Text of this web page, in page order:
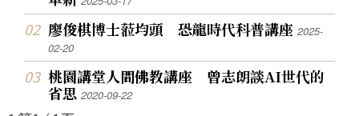
廖俊棋博士蒞均頭 恐龍時代科普講座2025-
02-20
桃園講堂人間佛教講座 曾志朗談AI世代的
省思2020-09-22